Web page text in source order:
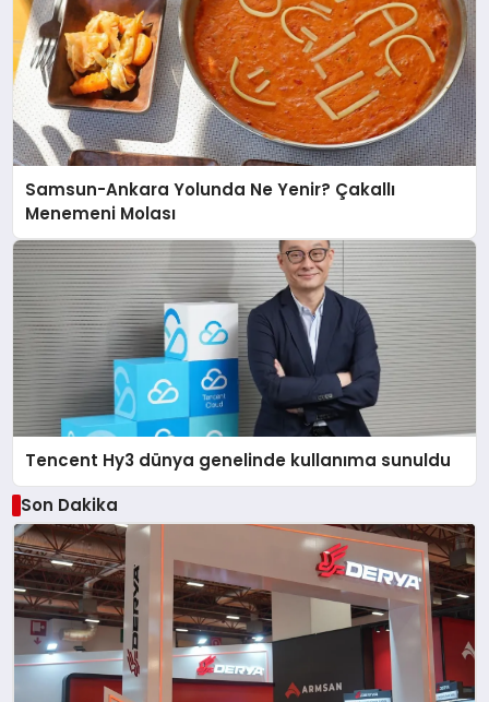
Samsun-Ankara Yolunda Ne Yenir? Çakallı
Menemeni Molası
Tencent Hy3 dünya genelinde kullanıma sunuldu
Son Dakika